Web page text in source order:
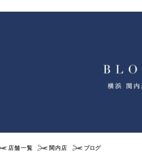
店舗一覧 関内店 ブログ